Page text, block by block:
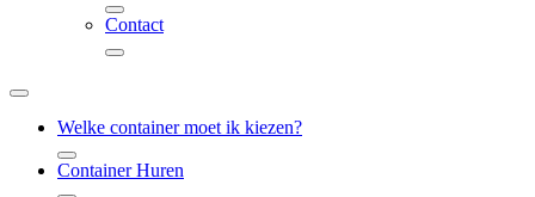
Contact
Welke container moet ik kiezen?
Container Huren